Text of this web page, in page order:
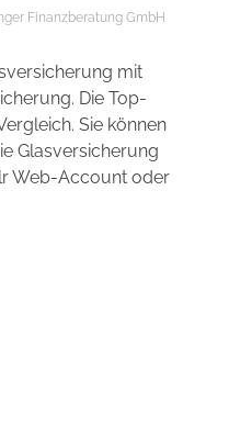
Finanzberatung GmbH
mit
Die Top-
Sie können
Glasversicherung
Web-Account oder